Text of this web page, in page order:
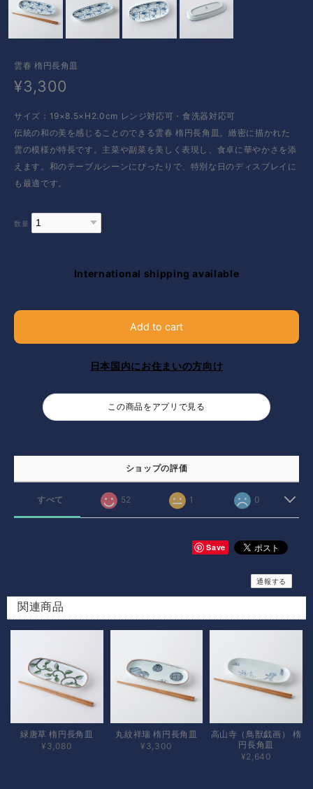
雲春 楕円長角皿
¥3,300
サイズ：19×8.5×H2.0cm レンジ対応可・食洗器対応可
伝統の和の美を感じることのできる雲春 楕円長角皿。緻密に描かれた
雲の模様が特長です。主菜や副菜を美しく表現し、食卓に華やかさを添
えます。和のテーブルシーンにぴったりで、特別な日のディスプレイに
も最適です。
数量
International shipping available
Add to cart
日本国内にお住まいの方向け
この商品をアプリで見る
ショップの評価
すべて 52 1 0
Save
通報する
関連商品
緑唐草 楕円長角皿
¥3,080
丸紋祥瑞 楕円長角皿
¥3,300
高山寺（鳥獣戯画） 楕
円長角皿
¥2,640